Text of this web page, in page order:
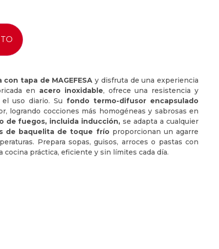
con tapa de MAGEFESA y disfruta de una experiencia
en acero inoxidable, ofrece una resistencia y
el uso diario. Sufondo termo-difusor encapsulado
logrando cocciones más homogéneas y sabrosas en
de fuegos, incluida inducción, se adapta a cualquier
de baquelita de toque fríoproporcionan un agarre
Prepara sopas, guisos, arroces o pastas con
práctica, eficiente y sin límites cada día.